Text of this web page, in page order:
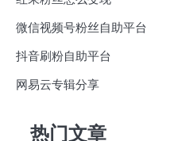
微信视频号粉丝自助平台
抖音刷粉自助平台
网易云专辑分享
热门文章